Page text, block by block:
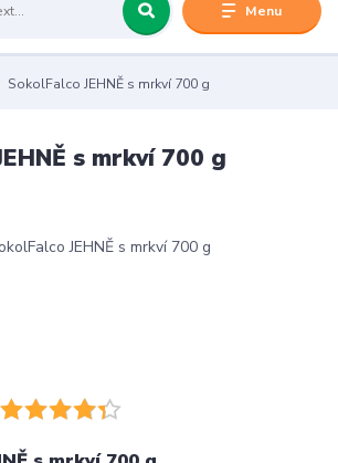
Menu
SokolFalco JEHNĚ s mrkví 700 g
s mrkví 700 g